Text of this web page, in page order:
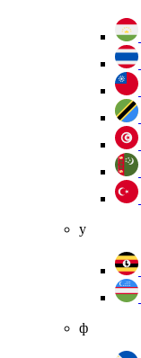
у
ф